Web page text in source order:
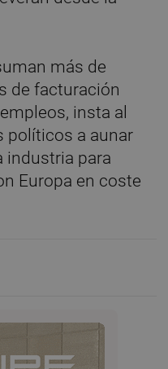
más de
de facturación
insta al
políticos a aunar
industria para
Europa en coste